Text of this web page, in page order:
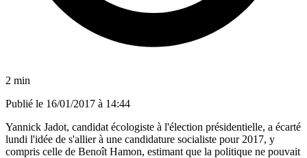
2 min
Publié le 16/01/2017 à 14:44
Yannick Jadot, candidat écologiste à l'élection présidentielle, a écarté
lundi l'idée de s'allier à une candidature socialiste pour 2017, y
compris celle de Benoît Hamon, estimant que la politique ne pouvait